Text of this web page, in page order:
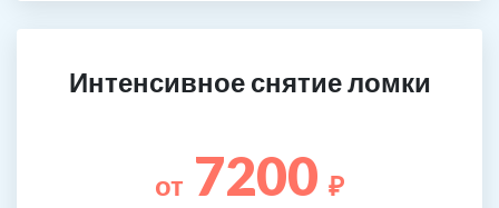
Интенсивное снятие ломки
от 7200 ₽